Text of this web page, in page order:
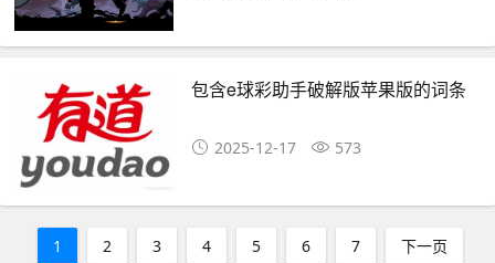
包含e球彩助手破解版苹果版的词条
2025-12-17 573
1 2 3 4 5 6 7 下一页